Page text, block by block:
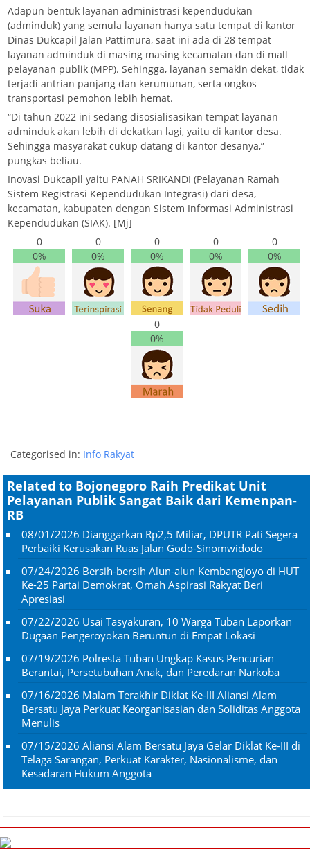
Adapun bentuk layanan administrasi kependudukan
(adminduk) yang semula layanan hanya satu tempat di kantor
Dinas Dukcapil Jalan Pattimura, saat ini ada di 28 tempat
layanan adminduk di masing masing kecamatan dan di mall
pelayanan publik (MPP). Sehingga, layanan semakin dekat, tidak
terjadi antrian panjang dan kerumunan, serta ongkos
transportasi pemohon lebih hemat.
“Di tahun 2022 ini sedang disosialisasikan tempat layanan
adminduk akan lebih di dekatkan lagi, yaitu di kantor desa.
Sehingga masyarakat cukup datang di kantor desanya,”
pungkas beliau.
Inovasi Dukcapil yaitu PANAH SRIKANDI (Pelayanan Ramah
Sistem Registrasi Kependudukan Integrasi) dari desa,
kecamatan, kabupaten dengan Sistem Informasi Administrasi
Kependudukan (SIAK). [Mj]
0
0%
0
0%
0
0%
0
0%
0
0%
0
0%
Categorised in: Info Rakyat
Related to Bojonegoro Raih Predikat Unit
Pelayanan Publik Sangat Baik dari Kemenpan-
RB
08/01/2026 Dianggarkan Rp2,5 Miliar, DPUTR Pati Segera
Perbaiki Kerusakan Ruas Jalan Godo-Sinomwidodo
07/24/2026 Bersih-bersih Alun-alun Kembangjoyo di HUT
Ke-25 Partai Demokrat, Omah Aspirasi Rakyat Beri
Apresiasi
07/22/2026 Usai Tasyakuran, 10 Warga Tuban Laporkan
Dugaan Pengeroyokan Beruntun di Empat Lokasi
07/19/2026 Polresta Tuban Ungkap Kasus Pencurian
Berantai, Persetubuhan Anak, dan Peredaran Narkoba
07/16/2026 Malam Terakhir Diklat Ke-III Aliansi Alam
Bersatu Jaya Perkuat Keorganisasian dan Soliditas Anggota
Menulis
07/15/2026 Aliansi Alam Bersatu Jaya Gelar Diklat Ke-III di
Telaga Sarangan, Perkuat Karakter, Nasionalisme, dan
Kesadaran Hukum Anggota